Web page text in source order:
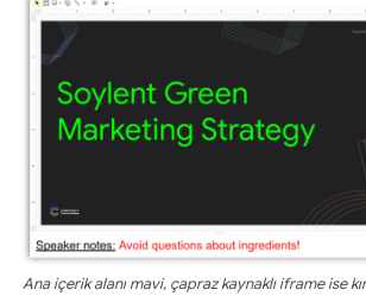
Ana içerik alanı mavi, çapraz kaynaklı iframe ise